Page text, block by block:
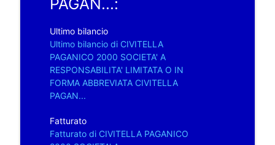
Ultimo bilancio
Ultimo bilancio di CIVITELLA
PAGANICO 2000 SOCIETA' A
RESPONSABILITA' LIMITATA O IN
FORMA ABBREVIATA CIVITELLA
PAGAN...
Fatturato
Fatturato di CIVITELLA PAGANICO